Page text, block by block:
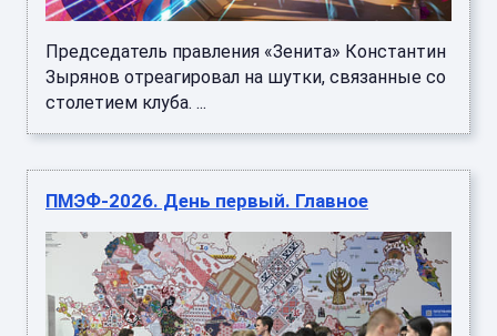
Председатель правления «Зенита» Константин
Зырянов отреагировал на шутки, связанные со
столетием клуба. ...
ПМЭФ-2026. День первый. Главное